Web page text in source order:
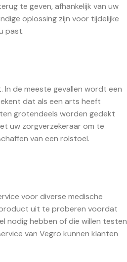
te geven, afhankelijk van uw
oplossing zijn voor tijdelijke
past.
In de meeste gevallen wordt een
dat als een arts heeft
grotendeels worden gedekt
uw zorgverzekeraar om te
van een rolstoel.
voor diverse medische
uit te proberen voordat
nodig hebben of die willen testen
van Vegro kunnen klanten